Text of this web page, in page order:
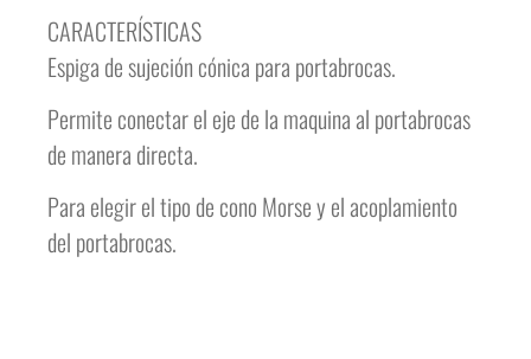
CARACTERÍSTICAS
Espiga de sujeción cónica para portabrocas.
Permite conectar el eje de la maquina al portabrocas
de manera directa.
Para elegir el tipo de cono Morse y el acoplamiento
del portabrocas.